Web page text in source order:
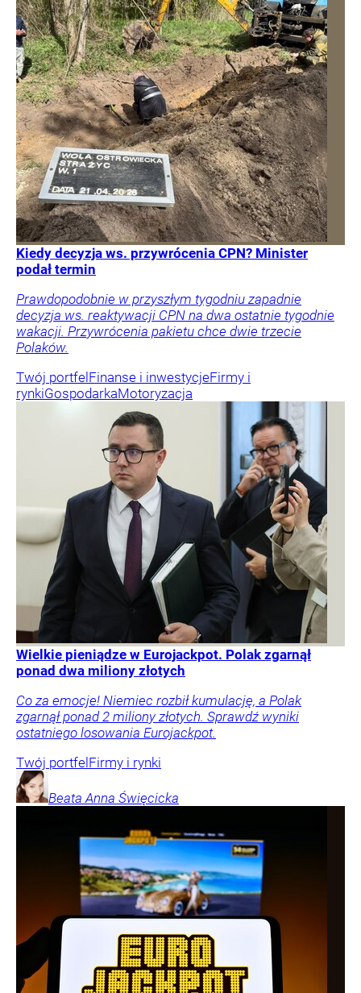
Kiedy decyzja ws. przywrócenia CPN? Minister
podał termin
Prawdopodobnie w przyszłym tygodniu zapadnie
decyzja ws. reaktywacji CPN na dwa ostatnie tygodnie
wakacji. Przywrócenia pakietu chce dwie trzecie
Polaków.
Twój portfelFinanse i inwestycjeFirmy i
rynkiGospodarkaMotoryzacja
Wielkie pieniądze w Eurojackpot. Polak zgarnął
ponad dwa miliony złotych
Co za emocje! Niemiec rozbił kumulację, a Polak
zgarnął ponad 2 miliony złotych. Sprawdź wyniki
ostatniego losowania Eurojackpot.
Twój portfelFirmy i rynki
Beata Anna Święcicka